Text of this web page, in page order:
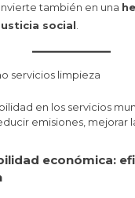
también en una
social.
en los servicios
emisiones, mejorar
económica: